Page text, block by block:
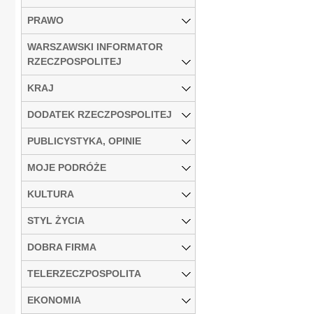
PRAWO
WARSZAWSKI INFORMATOR
RZECZPOSPOLITEJ
KRAJ
DODATEK RZECZPOSPOLITEJ
PUBLICYSTYKA, OPINIE
MOJE PODRÓŻE
KULTURA
STYL ŻYCIA
DOBRA FIRMA
TELERZECZPOSPOLITA
EKONOMIA